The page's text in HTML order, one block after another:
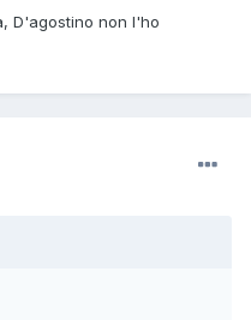
D'agostino non l'ho